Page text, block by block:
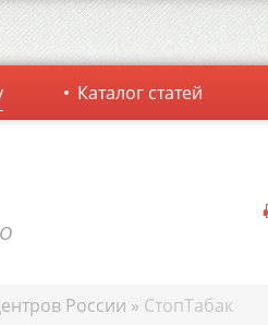
России » СтопТабак
Каталог статей